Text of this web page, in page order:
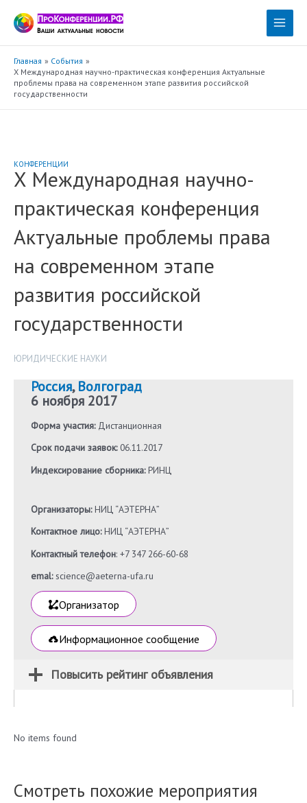
содержимому
Main
Главная
События
X Международная научно-практическая конференция Актуальные
проблемы права на современном этапе развития российской
государственности
КОНФЕРЕНЦИИ
X Международная научно-
практическая конференция
Актуальные проблемы права
на современном этапе
развития российской
государственности
ЮРИДИЧЕСКИЕ НАУКИ
Россия,Волгоград
6 ноября 2017
Форма участия:Дистанционная
Срок подачи заявок:06.11.2017
Индексирование сборника:РИНЦ
Организаторы:НИЦ “АЭТЕРНА”
Контактное лицо:НИЦ “АЭТЕРНА”
Контактный телефон: +7 347 266-60-68
emal:science@aeterna-ufa.ru
Организатор
Информационное сообщение
Повысить рейтинг объявления
No items found
Смотреть похожие мероприятия